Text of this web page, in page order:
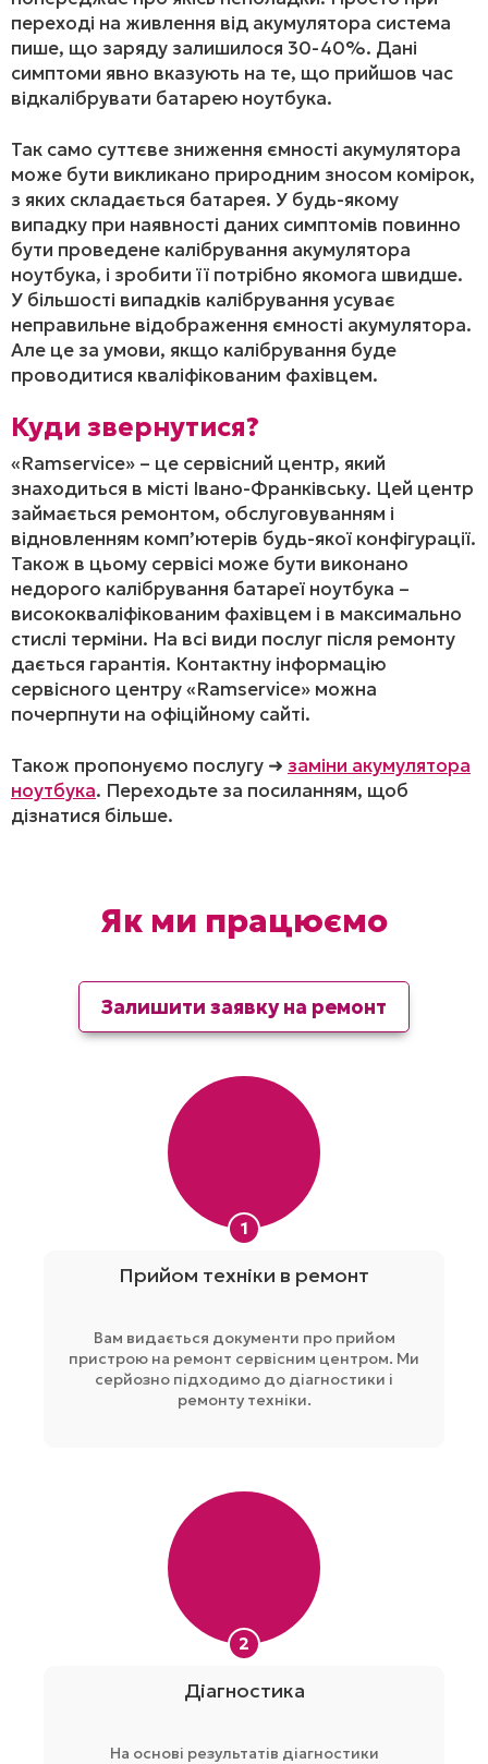
переході на живлення від акумулятора система
пише, що заряду залишилося 30-40%. Дані
симптоми явно вказують на те, що прийшов час
відкалібрувати батарею ноутбука.
Так само суттєве зниження ємності акумулятора
може бути викликано природним зносом комірок,
з яких складається батарея. У будь-якому
випадку при наявності даних симптомів повинно
бути проведене калібрування акумулятора
ноутбука, і зробити її потрібно якомога швидше.
У більшості випадків калібрування усуває
неправильне відображення ємності акумулятора.
Але це за умови, якщо калібрування буде
проводитися кваліфікованим фахівцем.
Куди звернутися?
«Ramservice» – це сервісний центр, який
знаходиться в місті Івано-Франківську. Цей центр
займається ремонтом, обслуговуванням і
відновленням комп’ютерів будь-якої конфігурації.
Також в цьому сервісі може бути виконано
недорого калібрування батареї ноутбука –
висококваліфікованим фахівцем і в максимально
стислі терміни. На всі види послуг після ремонту
дається гарантія. Контактну інформацію
сервісного центру «Ramservice» можна
почерпнути на офіційному сайті.
Також пропонуємо послугу ➜ заміни акумулятора
ноутбука. Переходьте за посиланням, щоб
дізнатися більше.
Як ми працюємо
Залишити заявку на ремонт
1
Прийом техніки в ремонт
Вам видається документи про прийом
пристрою на ремонт сервісним центром. Ми
серйозно підходимо до діагностики і
ремонту техніки.
2
Діагностика
На основі результатів діагностики